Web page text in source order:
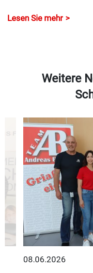
Lesen Sie mehr
Weitere
08.06.2026